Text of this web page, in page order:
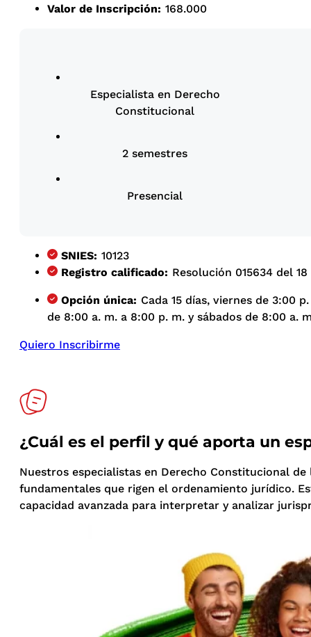
Valor de Inscripción: 168.000
Especialista en Derecho
Constitucional
2 semestres
Presencial
SNIES: 10123
Registro calificado: Resolución 015634 del
Opción única: Cada 15 días, viernes de 3:00
de 8:00 a. m. a 8:00 p. m. y sábados de 8:00 a.
Quiero Inscribirme
¿Cuál es el perfil y qué aporta un
Nuestros especialistas en Derecho Constitucional
fundamentales que rigen el ordenamiento jurídico.
capacidad avanzada para interpretar y analizar